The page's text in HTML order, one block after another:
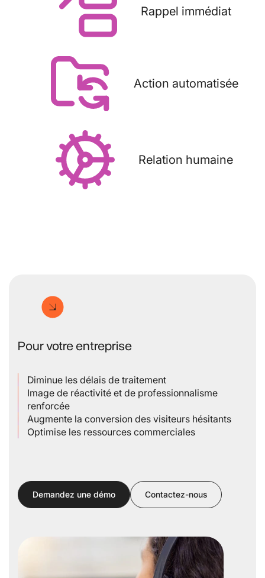
Rappel immédiat
Action automatisée
Relation humaine
Pour votre entreprise
Diminue les délais de traitement
Image de réactivité et de professionnalisme
renforcée
Augmente la conversion des visiteurs hésitants
Optimise les ressources commerciales
Demandez une démo Contactez-nous